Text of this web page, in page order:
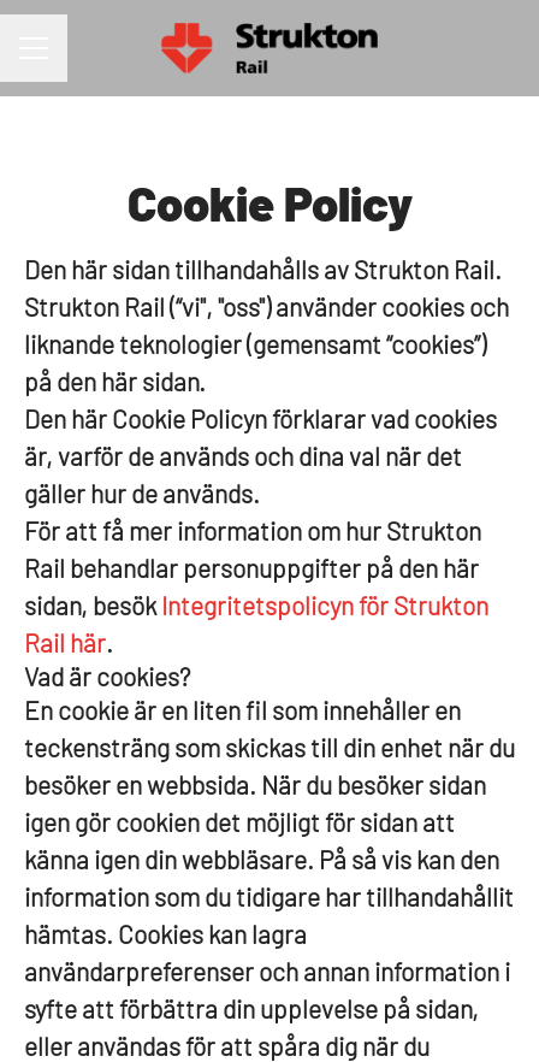
Cookie Policy
Den här sidan tillhandahålls av Strukton Rail.
Strukton Rail (“vi", "oss") använder cookies och
liknande teknologier (gemensamt “cookies”)
på den här sidan.
Den här Cookie Policyn förklarar vad cookies
är, varför de används och dina val när det
gäller hur de används.
För att få mer information om hur Strukton
Rail behandlar personuppgifter på den här
sidan, besök Integritetspolicyn för Strukton
Rail här.
Vad är cookies?
En cookie är en liten fil som innehåller en
teckensträng som skickas till din enhet när du
besöker en webbsida. När du besöker sidan
igen gör cookien det möjligt för sidan att
känna igen din webbläsare. På så vis kan den
information som du tidigare har tillhandahållit
hämtas. Cookies kan lagra
användarpreferenser och annan information i
syfte att förbättra din upplevelse på sidan,
eller användas för att spåra dig när du